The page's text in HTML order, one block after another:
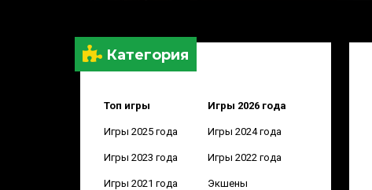
Категория
Топ игры Игры 2026 года
Игры 2025 года Игры 2024 года
Игры 2023 года Игры 2022 года
Игры 2021 года Экшены